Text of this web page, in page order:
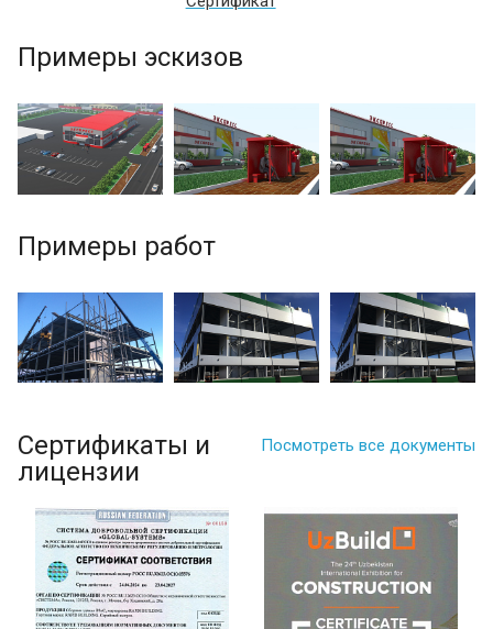
Примеры эскизов
Примеры работ
Посмотреть все документы
Сертификаты и
лицензии